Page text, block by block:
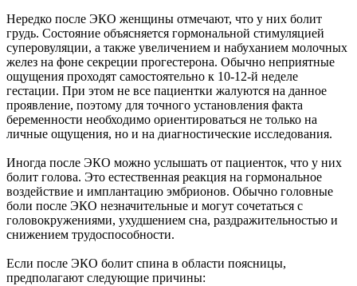
Нередко после ЭКО женщины отмечают, что у них болит
грудь. Состояние объясняется гормональной стимуляцией
суперовуляции, а также увеличением и набуханием молочных
желез на фоне секреции прогестерона. Обычно неприятные
ощущения проходят самостоятельно к 10-12-й неделе
гестации. При этом не все пациентки жалуются на данное
проявление, поэтому для точного установления факта
беременности необходимо ориентироваться не только на
личные ощущения, но и на диагностические исследования.
Иногда после ЭКО можно услышать от пациенток, что у них
болит голова. Это естественная реакция на гормональное
воздействие и имплантацию эмбрионов. Обычно головные
боли после ЭКО незначительные и могут сочетаться с
головокружениями, ухудшением сна, раздражительностью и
снижением трудоспособности.
Если после ЭКО болит спина в области поясницы,
предполагают следующие причины: